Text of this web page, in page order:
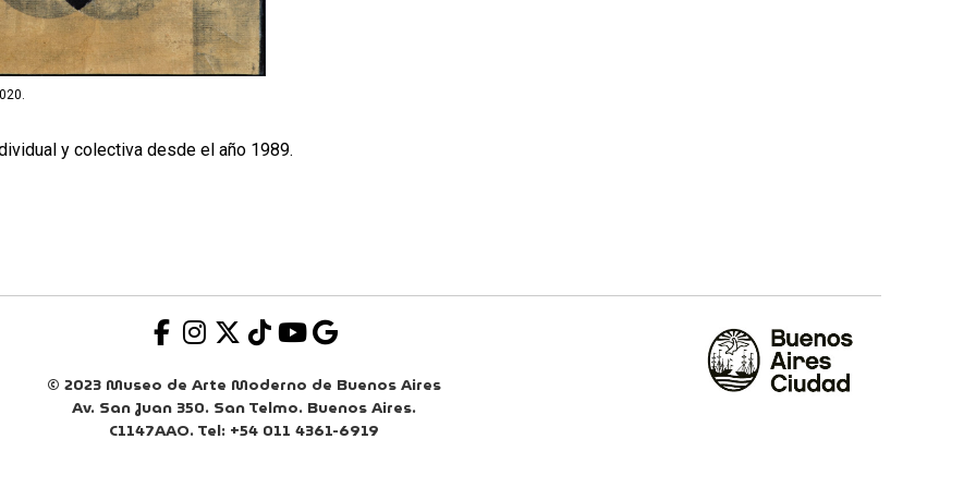
y colectiva desde el año 1989.
© 2023 Museo de Arte Moderno de Buenos Aires
Av. San Juan 350. San Telmo. Buenos Aires.
C1147AAO. Tel: +54 011 4361-6919